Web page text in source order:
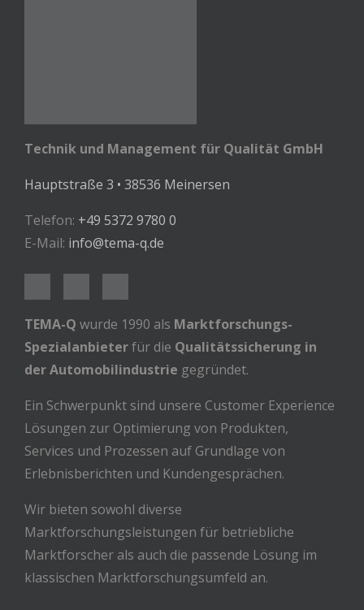
Technik und Management für Qualität GmbH
Hauptstraße 3 • 38536 Meinersen
Telefon: +49 5372 9780 0
E-Mail: info@tema-q.de
TEMA-Q wurde 1990 als Marktforschungs-
Spezialanbieterfür die Qualitätssicherung in
der Automobilindustrie gegründet.
Ein Schwerpunkt sind unsere Customer Experience
Lösungen zur Optimierung von Produkten,
Services und Prozessen auf Grundlage von
Erlebnisberichten und Kundengesprächen.
Wir bieten sowohl diverse
Marktforschungsleistungen für betriebliche
Marktforscher als auch die passende Lösung im
klassischen Marktforschungsumfeld an.